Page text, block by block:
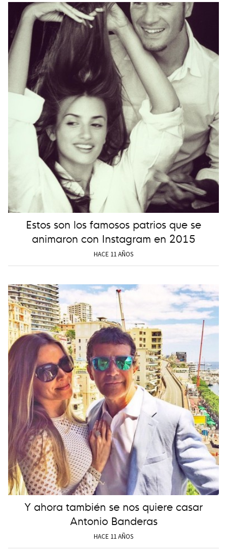
Estos son los famosos patrios que se
animaron con Instagram en 2015
HACE 11 AÑOS
Y ahora también se nos quiere casar
Antonio Banderas
HACE 11 AÑOS